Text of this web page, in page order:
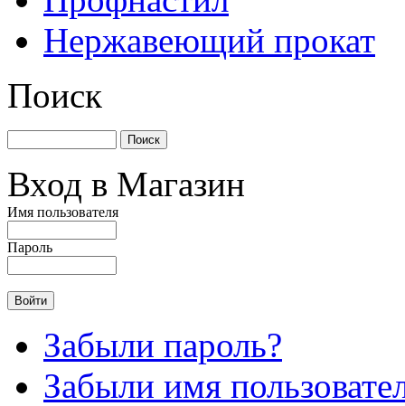
Нержавеющий прокат
Поиск
Вход в Магазин
Имя пользователя
Пароль
Забыли пароль?
Забыли имя